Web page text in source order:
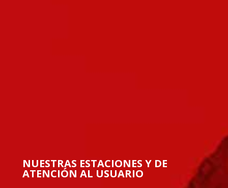
NUESTRAS ESTACIONES Y DE
ATENCIÓN AL USUARIO